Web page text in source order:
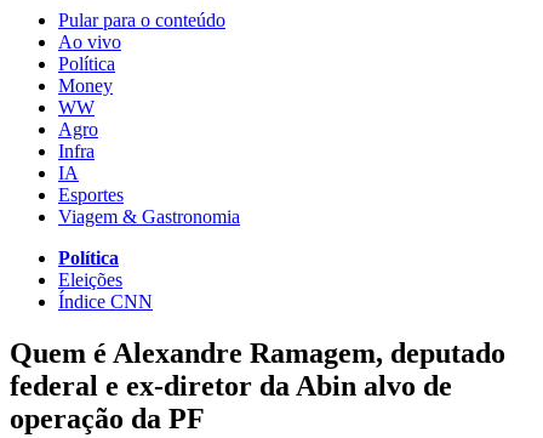
Pular para o conteúdo
Ao vivo
Política
Money
WW
Agro
Infra
IA
Esportes
Viagem & Gastronomia
Política
Eleições
Índice CNN
Quem é Alexandre Ramagem, deputado
federal e ex-diretor da Abin alvo de
operação da PF